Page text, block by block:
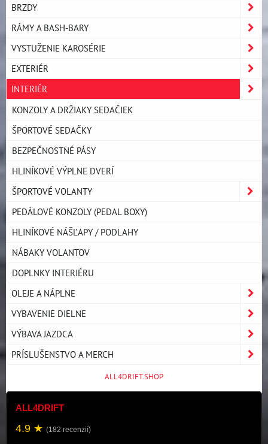
BRZDY
RÁMY A BASH-BARY
VYSTUŽENIE KAROSÉRIE
EXTERIÉR
INTERIÉR
KONZOLY A DRŽIAKY SEDAČIEK
ŠPORTOVÉ SEDAČKY
BEZPEČNOSTNÉ PÁSY
HLINÍKOVÉ VÝPLNE DVERÍ
ŠPORTOVÉ VOLANTY
PEDÁLOVÉ KONZOLY (PEDAL BOXY)
HLINÍKOVÉ NÁŠĽAPY / PODLAHY
NÁBAKY VOLANTOV
DOPLNKY INTERIÉRU
OLEJE A NÁPLNE
VYBAVENIE DIELNE
VÝBAVA JAZDCA
PRÍSLUŠENSTVO A MERCH
ALL4DRIFT.SHOP
ALL4DRIFT
4.9 ★ (182 recenzií)